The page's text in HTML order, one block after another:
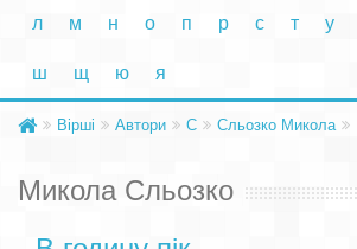
л м н о п р с т у
ш щ ю я
Вірші Автори С Сльозко Микола
Микола Сльозко